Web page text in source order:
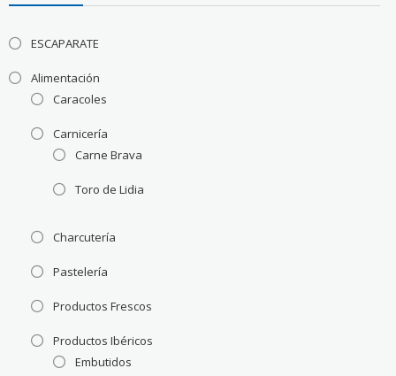
ESCAPARATE
Alimentación
Caracoles
Carnicería
Carne Brava
Toro de Lidia
Charcutería
Pastelería
Productos Frescos
Productos Ibéricos
Embutidos